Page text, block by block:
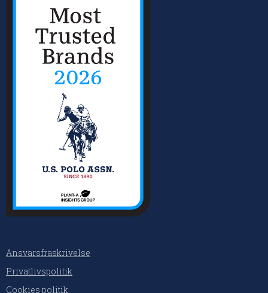
Ansvarsfraskrivelse
Privatlivspolitik
Cookies politik